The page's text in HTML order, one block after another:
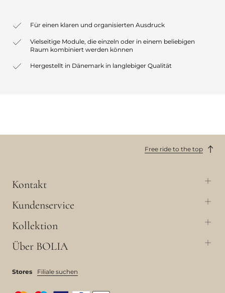
Für einen klaren und organisierten Ausdruck
Vielseitige Module, die einzeln oder in einem beliebigen
Raum kombiniert werden können
Hergestellt in Dänemark in langlebiger Qualität
Free ride to the top
Kontakt
Kundenservice
Kollektion
Über BOLIA
Stores Filiale suchen